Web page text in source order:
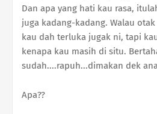
Dan apa yang hati kau rasa,
juga kadang-kadang. Walau
kau dah terluka jugak ni, tapi
kenapa kau masih di situ.
sudah....rapuh...dimakan dek
Apa??